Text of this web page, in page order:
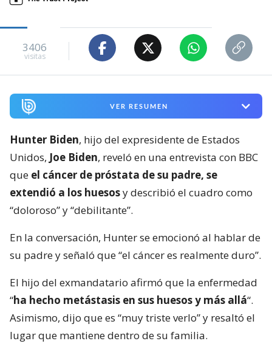
3406
visitas
VER RESUMEN
Hunter Biden, hijo del expresidente de Estados
Unidos, Joe Biden, reveló en una entrevista con BBC
que el cáncer de próstata de su padre, se
extendió a los huesosy describió el cuadro como
“doloroso” y “debilitante”.
En la conversación, Hunter se emocionó al hablar de
su padre y señaló que “el cáncer es realmente duro”.
El hijo del exmandatario afirmó que la enfermedad
“ha hecho metástasis en sus huesos y más allá“.
Asimismo, dijo que es “muy triste verlo” y resaltó el
lugar que mantiene dentro de su familia.